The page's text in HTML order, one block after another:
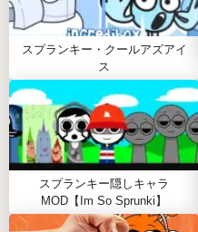
個性豊かに際立たせ
ターデザインをお楽
拡張されたサウンド
スを強化する新しい
を発見してください。
改善されたゲームプ
キシングをより楽し
タラクションとペー
SPRUNKI RETAKE
スプランキー・クールアズアイ
ス
スプランキー隠しキャラ
MOD【Im So Sprunki】